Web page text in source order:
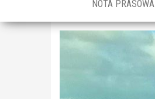
NOTA PRASOWA